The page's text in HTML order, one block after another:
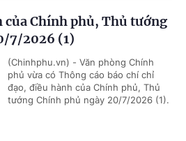
của Chính phủ, Thủ tướng
7/2026 (1)
(Chinhphu.vn) - Văn phòng Chính
phủ vừa có Thông cáo báo chí chỉ
đạo, điều hành của Chính phủ, Thủ
tướng Chính phủ ngày 20/7/2026 (1).